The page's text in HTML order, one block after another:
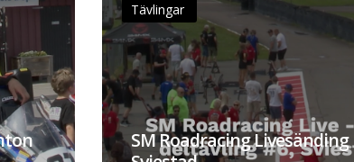
Tävlingar
SM Roadracing Livesänding